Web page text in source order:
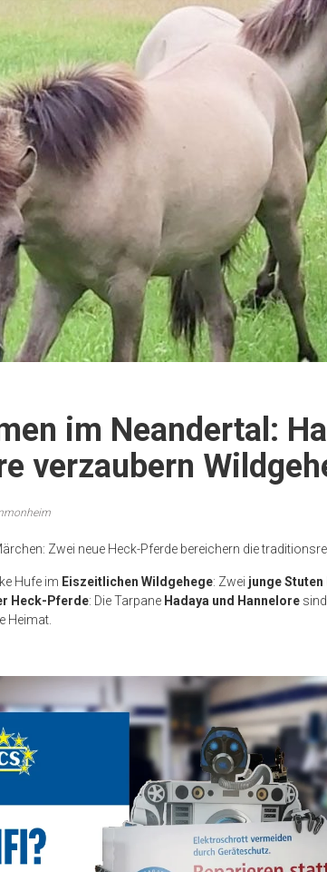
im Neandertal:
verzaubern
Zwei neue Heck-Pferde bereichern die
Hufe im Eiszeitlichen Wildgehege: Zwei junge Stuten
Heck-Pferde: Die Tarpane Hadaya und Hannelore
Heimat.